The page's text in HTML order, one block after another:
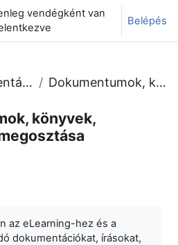
váltása
vendégként van
Belépés
Dokumentációk, könyvek, cikkek Dokumentumok, könyvek, publikációk megosztása
könyvek,
az eLearning-hez és a
dokumentációkat, írásokat,